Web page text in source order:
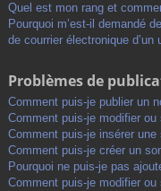
Quel est mon rang et
Pourquoi m’est-il demandé
de courrier électronique d’un
Problèmes de
Comment puis-je publier un
Comment puis-je modifier
Comment puis-je insérer
Comment puis-je créer un
Pourquoi ne puis-je pas
Comment puis-je modifier